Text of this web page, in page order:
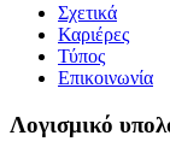
Σχετικά
Καριέρες
Τύπος
Επικοινωνία
Λογισμικό